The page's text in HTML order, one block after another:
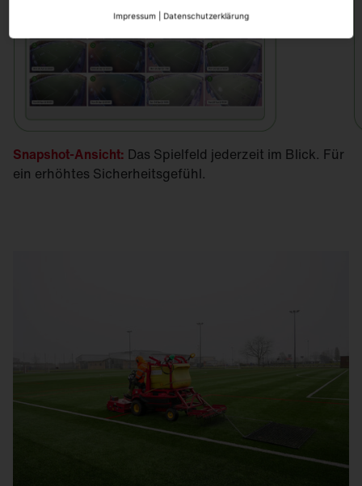
Snapshot-Ansicht: Das Spielfeld jederzeit im Blick. Für
ein erhöhtes Sicherheitsgefühl.
Impressum | Datenschutzerklärung